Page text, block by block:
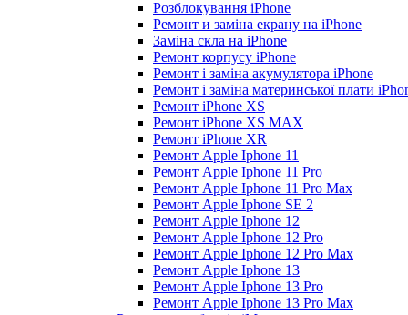
Розблокування iPhone
Ремонт и заміна екрану на iPhone
Заміна скла на iPhone
Ремонт корпусу iPhone
Ремонт і заміна акумулятора iPhone
Ремонт і заміна материнської плати
Ремонт iPhone XS
Ремонт iPhone XS MAX
Ремонт iPhone XR
Ремонт Apple Iphone 11
Ремонт Apple Iphone 11 Pro
Ремонт Apple Iphone 11 Pro Max
Ремонт Apple Iphone SE 2
Ремонт Apple Iphone 12
Ремонт Apple Iphone 12 Pro
Ремонт Apple Iphone 12 Pro Max
Ремонт Apple Iphone 13
Ремонт Apple Iphone 13 Pro
Ремонт Apple Iphone 13 Pro Max